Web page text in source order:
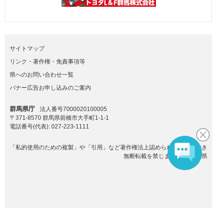
サイトマップ
リンク・著作権・免責事項等
県へのお問い合わせ一覧
バナー広告お申し込みのご案内
群馬県庁
法人番号7000020100005
〒371-8570 群馬県前橋市大手町1-1-1
電話番号(代表): 027-223-1111
「私的使用のための複製」や「引用」など著作権法上認められた場合を除き
無断転載を禁じます。(C)群馬県